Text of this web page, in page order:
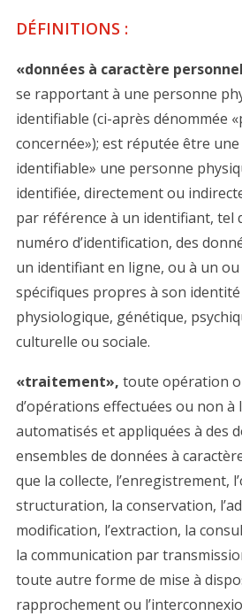
DÉFINITIONS :
«données à caractère
se rapportant à une personne
identifiable (ci-après dénommée
concernée»); est réputée être
identifiable» une personne
identifiée, directement ou
par référence à un identifiant, tel
numéro d’identification, des
un identifiant en ligne, ou à un
spécifiques propres à son
physiologique, génétique,
culturelle ou sociale.
«traitement», toute opération
d’opérations effectuées ou non à
automatisés et appliquées à des
ensembles de données à
que la collecte, l’enregistrement,
structuration, la conservation,
modification, l’extraction, la
la communication par
toute autre forme de mise à
rapprochement ou